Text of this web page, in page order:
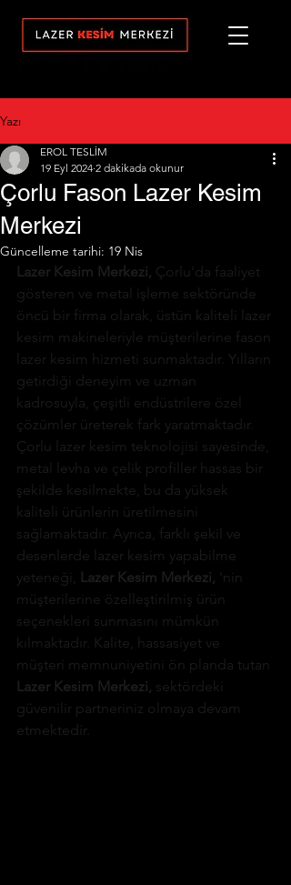
Yazı
Çorlu Fason Lazer Kesim
Merkezi
EROL TESLİM
19 Eyl 2024 2 dakikada okunur
Güncelleme tarihi: 19 Nis
Lazer Kesim Merkezi, Çorlu'da faaliyet
gösteren ve metal işleme sektöründe
öncü bir firma olarak, üstün kaliteli lazer
kesim makineleriyle müşterilerine fason
lazer kesim hizmeti sunmaktadır. Yılların
getirdiği deneyim ve uzman
kadrosuyla, çeşitli endüstrilere özel
çözümler üreterek fark yaratmaktadır.
Çorlu lazer kesim teknolojisi sayesinde,
metal levha ve çelik profiller hassas bir
şekilde kesilmekte, bu da yüksek
kaliteli ürünlerin üretilmesini
sağlamaktadır. Ayrıca, farklı şekil ve
desenlerde lazer kesim yapabilme
yeteneği,
Lazer Kesim Merkezi, 'nin
müşterilerine özelleştirilmiş ürün
seçenekleri sunmasını mümkün
kılmaktadır. Kalite, hassasiyet ve
müşteri memnuniyetini ön planda tutan
Lazer Kesim Merkezi, sektördeki
güvenilir partneriniz olmaya devam
etmektedir.